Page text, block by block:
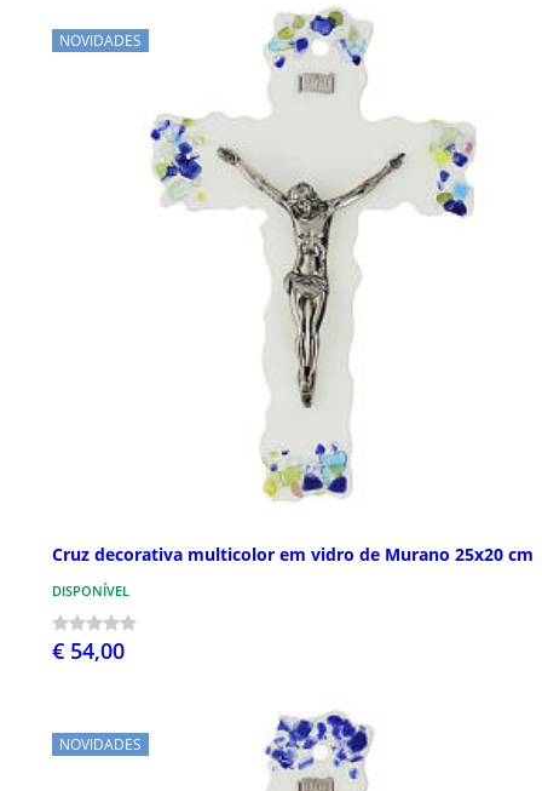
NOVIDADES
Cruz decorativa multicolor em vidro de Murano 25x20 cm
DISPONÍVEL
€ 54,00
NOVIDADES